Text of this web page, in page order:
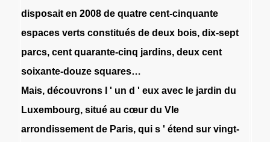
disposait en 2008 de quatre cent-cinquante
espaces verts constitués de deux bois, dix-sept
parcs, cent quarante-cinq jardins, deux cent
soixante-douze squares…
Mais, découvrons ' un d ' eux avec le jardin du
Luxembourg, situé au cœur du VIe
arrondissement de Paris, qui s ' étend sur vingt-